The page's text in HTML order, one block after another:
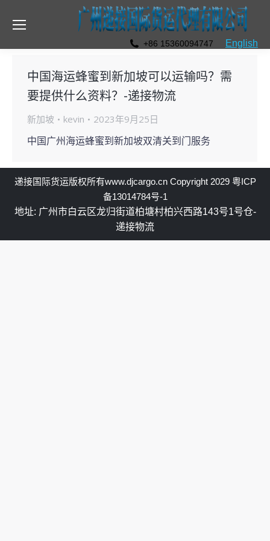
+86 15360094747 English
中国海运蜂蜜到新加坡可以运输吗？需
要提供什么资料？-递接物流
新加坡 kevin 2023年9月25日
中国广州海运蜂蜜到新加坡双清关到门服务
递接国际货运版权所有www.djcargo.cnCopyright 2029 粤ICP
备13014784号-1
地址: 广州市白云区龙归街道柏塘村柏兴西路143号1号仓-
递接物流